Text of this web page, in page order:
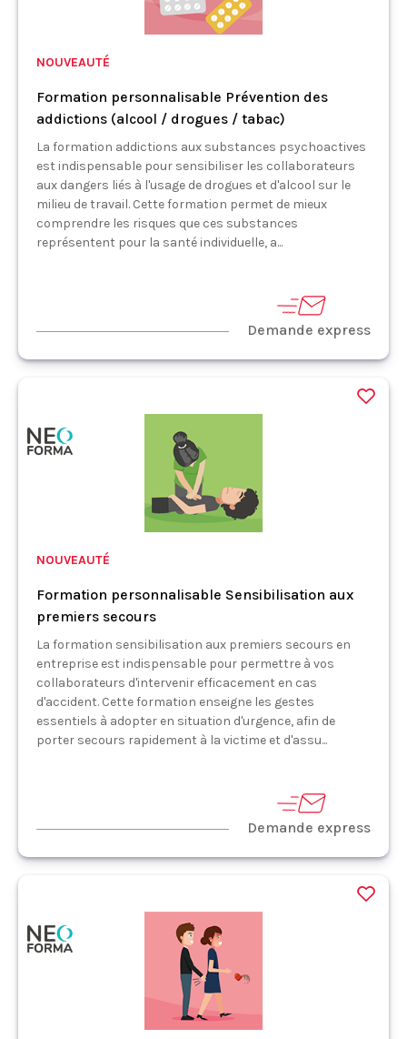
NOUVEAUTÉ
Formation personnalisable Prévention des
addictions (alcool / drogues / tabac)
La formation addictions aux substances psychoactives
est indispensable pour sensibiliser les collaborateurs
aux dangers liés à l'usage de drogues et d'alcool sur le
milieu de travail. Cette formation permet de mieux
comprendre les risques que ces substances
représentent pour la santé individuelle, a...
Demande express
NOUVEAUTÉ
Formation personnalisable Sensibilisation aux
premiers secours
La formation sensibilisation aux premiers secours en
entreprise est indispensable pour permettre à vos
collaborateurs d'intervenir efficacement en cas
d'accident. Cette formation enseigne les gestes
essentiels à adopter en situation d'urgence, afin de
porter secours rapidement à la victime et d'assu...
Demande express